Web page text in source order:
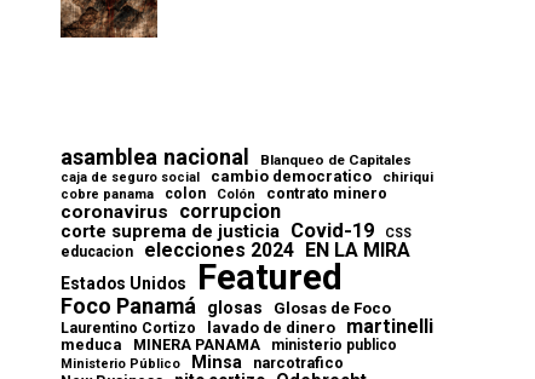
asamblea nacional Blanqueo de Capitales
caja de seguro social cambio democratico chiriqui
cobre panama colon Colón contrato minero
coronavirus corrupcion
corte suprema de justicia Covid-19 CSS
educacion elecciones 2024 EN LA MIRA
Estados Unidos Featured
Foco Panamá glosas Glosas de Foco
Laurentino Cortizo lavado de dinero martinelli
meduca MINERA PANAMA ministerio publico
Ministerio Público Minsa
narcotrafico